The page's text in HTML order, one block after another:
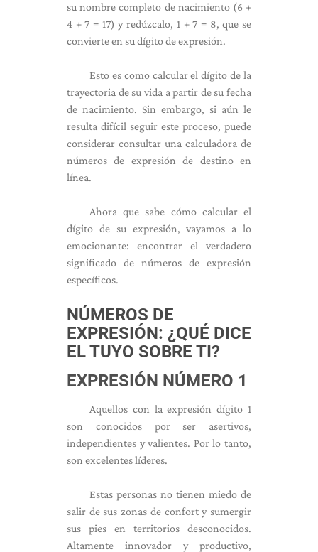
su nombre completo de nacimiento (6 +
4 + 7 = 17) y redúzcalo, 1 + 7 = 8, que se
convierte en su dígito de expresión.
Esto es como calcular el dígito de la
trayectoria de su vida a partir de su fecha
de nacimiento. Sin embargo, si aún le
resulta difícil seguir este proceso, puede
considerar consultar una calculadora de
números de expresión de destino en
línea.
Ahora que sabe cómo calcular el
dígito de su expresión, vayamos a lo
emocionante: encontrar el verdadero
significado de números de expresión
específicos.
NÚMEROS DE
EXPRESIÓN: ¿QUÉ DICE
EL TUYO SOBRE TI?
EXPRESIÓN NÚMERO 1
Aquellos con la expresión dígito 1
son conocidos por ser asertivos,
independientes y valientes. Por lo tanto,
son excelentes líderes.
Estas personas no tienen miedo de
salir de sus zonas de confort y sumergir
sus pies en territorios desconocidos.
Altamente innovador y productivo,